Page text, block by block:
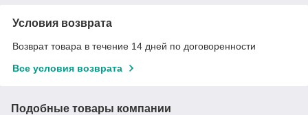
Условия возврата
Возврат товара в течение 14 дней по договоренности
Все условия возврата
Подобные товары компании